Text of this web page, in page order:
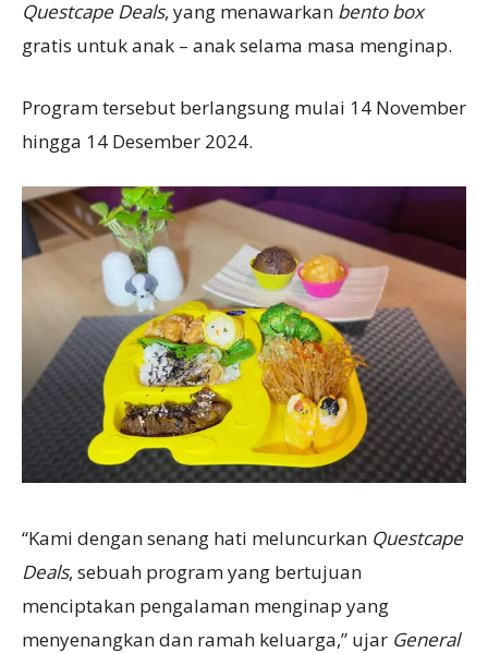
Questcape Deals, yang menawarkan bento box
gratis untuk anak – anak selama masa menginap.
Program tersebut berlangsung mulai 14 November
hingga 14 Desember 2024.
“Kami dengan senang hati meluncurkan Questcape
Deals, sebuah program yang bertujuan
menciptakan pengalaman menginap yang
menyenangkan dan ramah keluarga,” ujar General